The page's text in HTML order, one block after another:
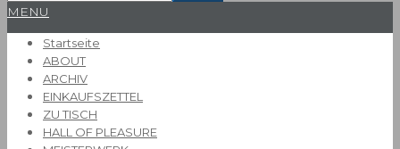
Primary
Menu
MENU
Startseite
ABOUT
ARCHIV
EINKAUFSZETTEL
ZU TISCH
HALL OF PLEASURE